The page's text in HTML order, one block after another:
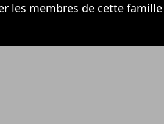
les membres de cette famille